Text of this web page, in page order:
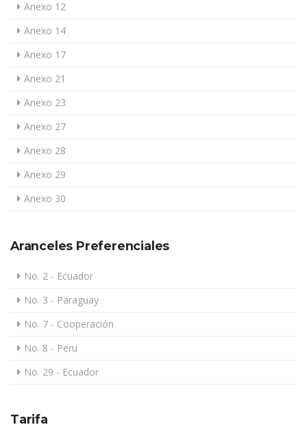
Anexo 12
Anexo 14
Anexo 17
Anexo 21
Anexo 23
Anexo 27
Anexo 28
Anexo 29
Anexo 30
Aranceles Preferenciales
No. 2 - Ecuador
No. 3 - Paraguay
No. 7 - Cooperación
No. 8 - Peru
No. 29 - Ecuador
Tarifa